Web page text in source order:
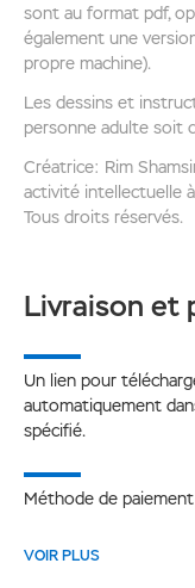
sont au format pdf,
également une
propre machine).
Les dessins et
personne adulte soit
Créatrice: Rim
activité intellectuelle
Tous droits réservés.
Livraison et
Un lien pour
automatiquement
spécifié.
Méthode de
VOIR PLUS